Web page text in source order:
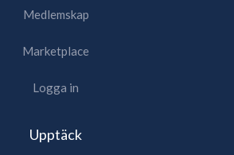
Medlemskap
Marketplace
Logga in
Upptäck